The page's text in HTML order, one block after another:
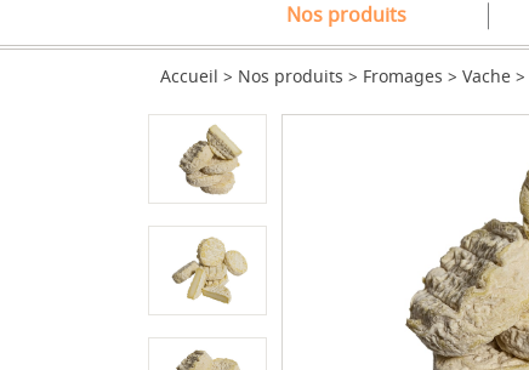
Nos produits
Accueil Nos produits Fromages Vache